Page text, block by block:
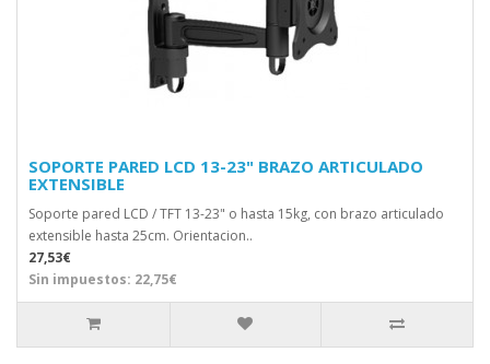
SOPORTE PARED LCD 13-23" BRAZO ARTICULADO
EXTENSIBLE
Soporte pared LCD / TFT 13-23" o hasta 15kg, con brazo articulado
extensible hasta 25cm. Orientacion..
27,53€
Sin impuestos: 22,75€